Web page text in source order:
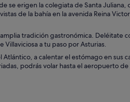
se erigen la colegiata de Santa
de la bahía en la avenida Reina
tradición gastronómica. Deléitate
Villaviciosa a tu paso por Asturias.
a calentar el estómago en sus
podrás volar hasta el aeropuerto